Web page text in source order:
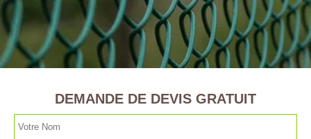
DEMANDE DE DEVIS GRATUIT